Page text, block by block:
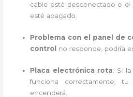
cable esté desconectado o
esté apagado.
Problema con el panel de
control
no responde, podría
Placa electrónica rota: Si la
funciona correctamente,
encenderá.